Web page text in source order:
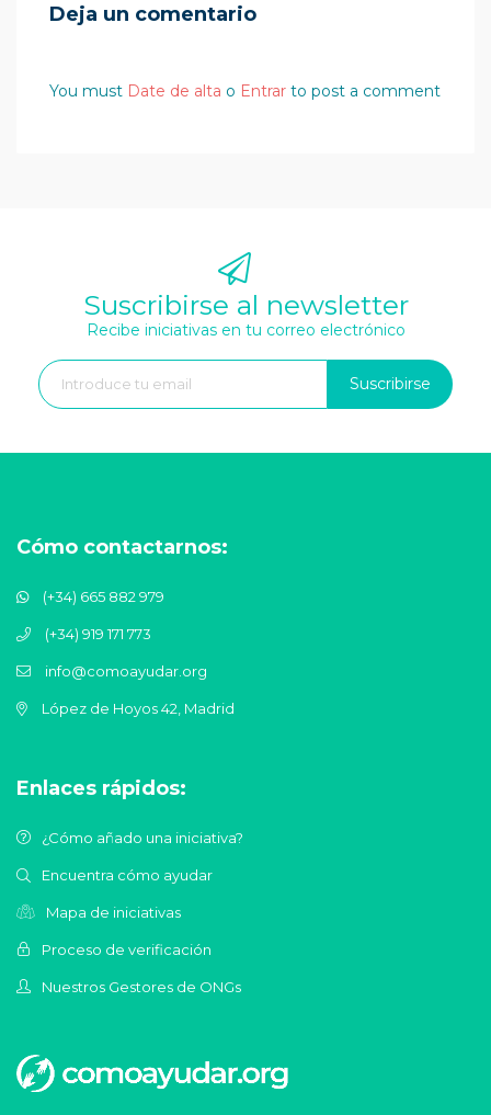
Deja un comentario
You must Date de alta o Entrar to post a comment
Suscribirse al newsletter
Recibe iniciativas en tu correo electrónico
Suscribirse
Cómo contactarnos:
(+34) 665 882 979
(+34) 919 171 773
info@comoayudar.org
López de Hoyos 42, Madrid
Enlaces rápidos:
¿Cómo añado una iniciativa?
Encuentra cómo ayudar
Mapa de iniciativas
Proceso de verificación
Nuestros Gestores de ONGs